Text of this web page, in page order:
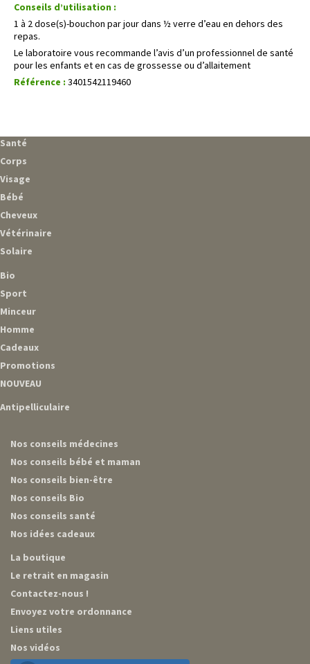
Conseils d’utilisation :
1 à 2 dose(s)-bouchon par jour dans ½ verre d’eau en dehors des
repas.
Le laboratoire vous recommande l’avis d’un professionnel de santé
pour les enfants et en cas de grossesse ou d’allaitement
Référence : 3401542119460
Santé
Corps
Visage
Bébé
Cheveux
Vétérinaire
Solaire
Bio
Sport
Minceur
Homme
Cadeaux
Promotions
NOUVEAU
Antipelliculaire
Nos conseils médecines
Nos conseils bébé et maman
Nos conseils bien-être
Nos conseils Bio
Nos conseils santé
Nos idées cadeaux
La boutique
Le retrait en magasin
Contactez-nous !
Envoyez votre ordonnance
Liens utiles
Nos vidéos